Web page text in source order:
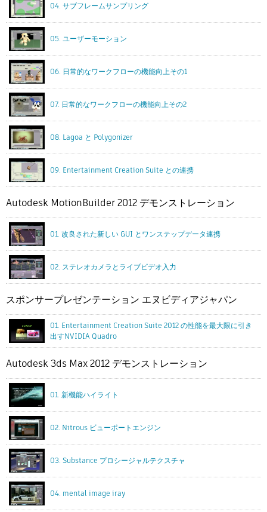
04. サブフレームサンプリング
05. ユーザーモーション
06. 日常的なワークフローの機能向上その1
07. 日常的なワークフローの機能向上その2
08. Lagoa と Polygonizer
09. Entertainment Creation Suite との連携
Autodesk MotionBuilder 2012 デモンストレーション
01. 改良された新しい GUI とワンステップデータ連携
02. ステレオカメラとライブビデオ入力
スポンサープレゼンテーション エヌビディアジャパン
01. Entertainment Creation Suite 2012 の性能を最大限に引き
出すNVIDIA Quadro
Autodesk 3ds Max 2012 デモンストレーション
01. 新機能ハイライト
02. Nitrous ビューポートエンジン
03. Substance プロシージャルテクスチャ
04. mental image iray